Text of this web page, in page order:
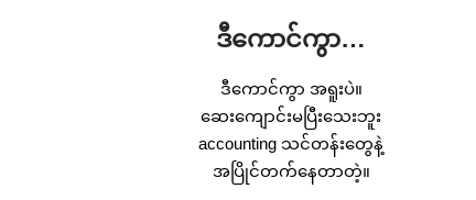
ဒီကောင်ကွာ…
ဒီကောင်ကွာ အရူးပဲ။
ဆေးကျောင်းမပြီးသေးဘူး
accounting သင်တန်းတွေနဲ့
အပြိုင်တက်နေတာတဲ့။